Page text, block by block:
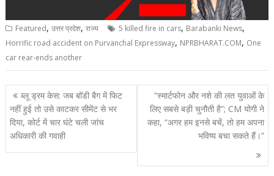
Featured,उत्तर प्रदेश,राज्य 5 killed fire in cars, Barabanki News,
Horrific road accident on Purvanchal Expressway, NPRBHARAT.COM, One
car rear-ends another
Post
navigation
ब्लू ड्रम केस: जब बॉडी बैग में फिट
नहीं हुई तो उसे काटकर सीमेंट से भर
दिया, कोर्ट में चार घंटे चली जांच
अधिकारी की गवाही
“स्मार्टफोन और नशे की लत युवाओं के
लिए सबसे बड़ी चुनौती है”; CM योगी ने
कहा, “अगर हम इनसे बचें, तो हम अपना
भविष्य बचा सकते हैं।”